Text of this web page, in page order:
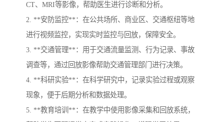
CT、MRI等影像，帮助医生进行诊断和分析。
2. **安防监控**：在公共场所、商业区、交通枢纽等地
进行视频监控，实现实时监控与回放，保障安全。
3. **交通管理**：用于交通流量监测、行为记录、事故
调查等，通过回放影像帮助交通管理部门进行决策。
4. **科研实验**：在科学研究中，记录实验过程或观察
现象，便于后期分析和数据处理。
5. **教育培训**：在教学中使用影像采集和回放系统，